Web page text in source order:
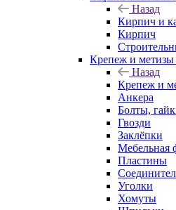
Назад
Кирпич и
Кирпич
Крепеж и метизы
Назад
Крепеж и
Анкера
Болты,
Гвозди
Заклёпки
Мебельная
Пластины
Уголки
Хомуты